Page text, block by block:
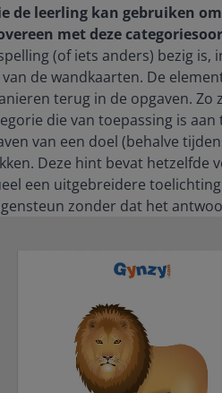
de leerling kan gebruiken
met deze
(of iets anders) bezig is,
de wandkaarten. De
terug in de opgaven. Zo
die van toepassing is aan
van een doel (behalve
Deze hint bevat hetzelfde
een uitgebreidere
zonder dat het